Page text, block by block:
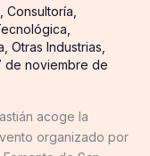
Consultoría
Otras Industrias
de noviembre de
acoge la
organizado por